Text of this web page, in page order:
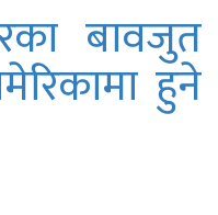
बावजुत
हुने